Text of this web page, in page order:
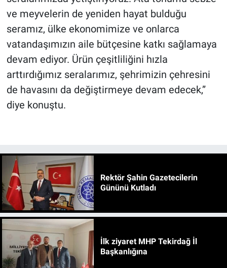
ve meyvelerin de yeniden hayat bulduğu
seramız, ülke ekonomimize ve onlarca
vatandaşımızın aile bütçesine katkı sağlamaya
devam ediyor. Ürün çeşitliliğini hızla
arttırdığımız seralarımız, şehrimizin çehresini
de havasını da değiştirmeye devam edecek,”
diye konuştu.
Rektör Şahin Gazetecilerin
Gününü Kutladı
İlk ziyaret MHP Tekirdağ İl
Başkanlığına